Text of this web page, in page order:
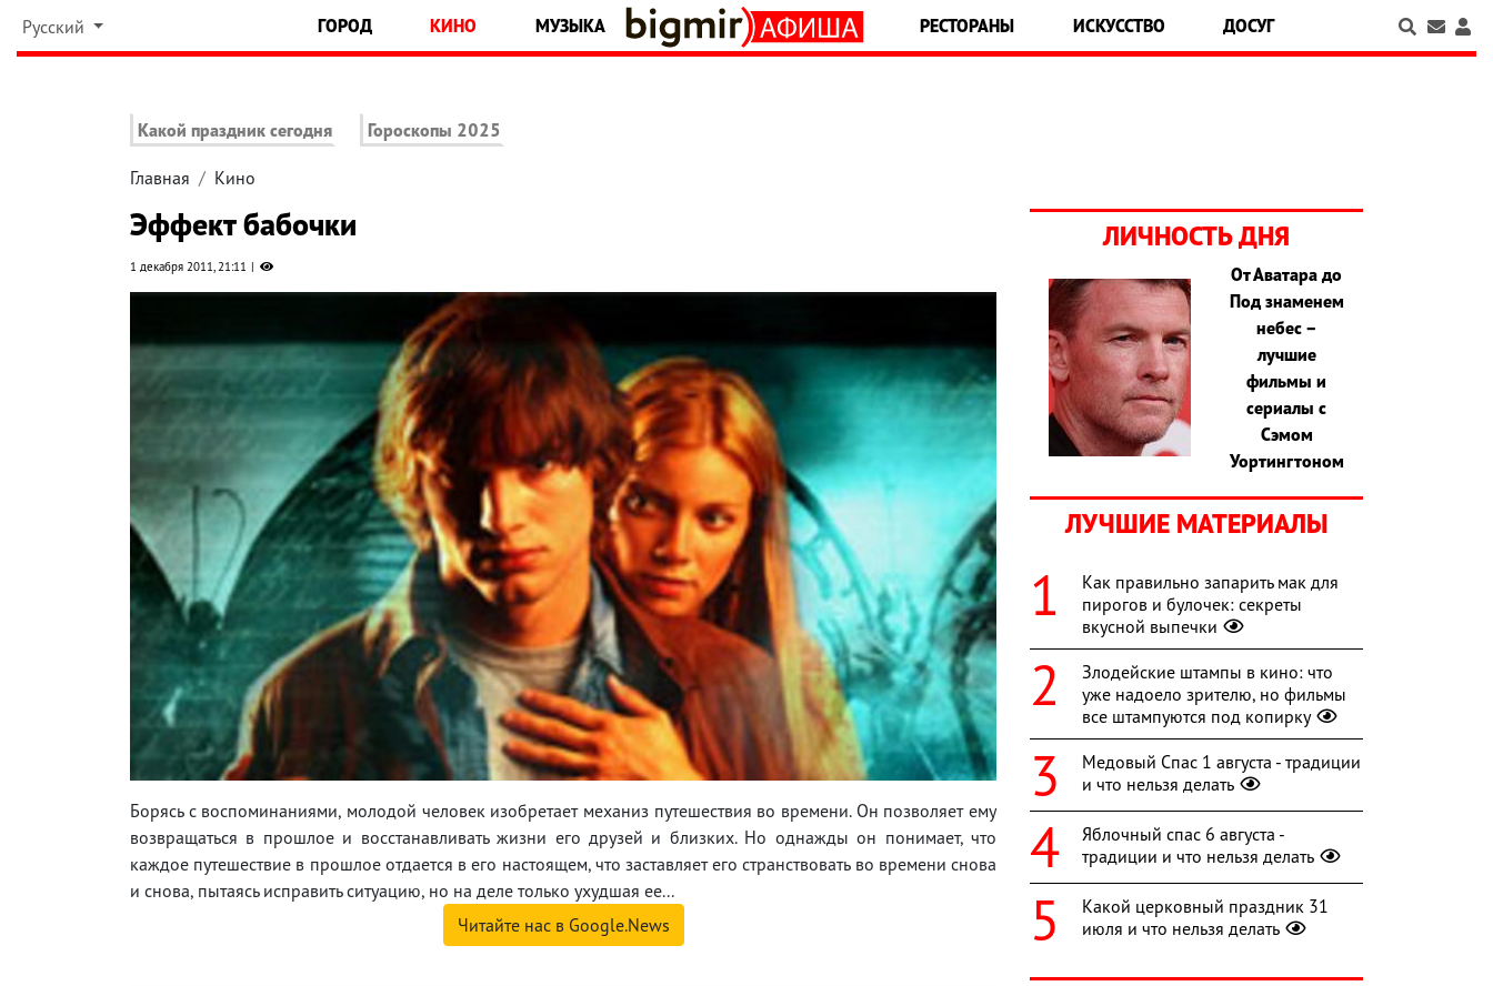
Русский ГОРОД КИНО МУЗЫКА РЕСТОРАНЫ ИСКУССТВО ДОСУГ
Какой праздник сегодня Гороскопы 2025
Главная Кино
Эффект бабочки
1 декабря 2011, 21:11
Борясь с воспоминаниями, молодой человек изобретает механиз путешествия во времени. Он позволяет ему
возвращаться в прошлое и восстанавливать жизни его друзей и близких. Но однажды он понимает, что
каждое путешествие в прошлое отдается в его настоящем, что заставляет его странствовать во времени снова
и снова, пытаясь исправить ситуацию, но на деле только ухудшая ее...
Читайте нас в Google.News
ЛИЧНОСТЬ ДНЯ
От Аватара до
Под знаменем
небес –
лучшие
фильмы и
сериалы с
Сэмом
Уортингтоном
ЛУЧШИЕ МАТЕРИАЛЫ
Как правильно запарить мак для
пирогов и булочек: секреты
вкусной выпечки
Злодейские штампы в кино: что
уже надоело зрителю, но фильмы
все штампуются под копирку
Медовый Спас 1 августа - традиции
и что нельзя делать
Яблочный спас 6 августа -
традиции и что нельзя делать
Какой церковный праздник 31
июля и что нельзя делать